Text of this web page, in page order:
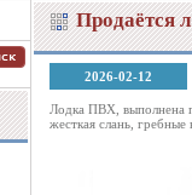
Продаётся
2026-02-12
Лодка ПВХ, выполнена
жесткая слань,